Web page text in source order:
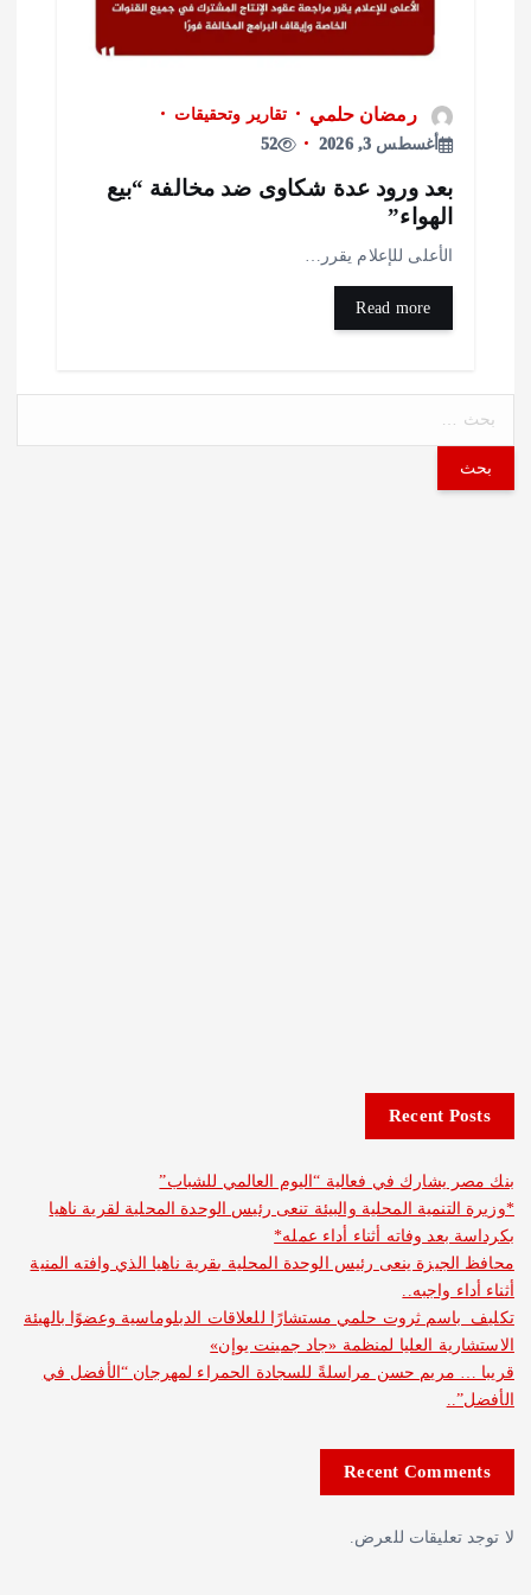
رمضان حلمي
تقارير وتحقيقات
أغسطس 3, 2026
52
ورود عدة شكاوى ضد مخالفة “بيع
للإعلام يقرر…
Recent
في فعالية “اليوم العالمي للشباب”
المحلية والبيئة تنعى رئيس الوحدة المحلية لقرية ناهيا
وفاته أثناء أداء عمله*
ينعى رئيس الوحدة المحلية بقرية ناهيا الذي وافته المنية
ثروت حلمي مستشارًا للعلاقات الدبلوماسية وعضوًا بالهيئة
العليا لمنظمة «جاد جمينت يوإن»
حسن مراسلةً للسجادة الحمراء لمهرجان “الأفضل في
Recent
للعرض.